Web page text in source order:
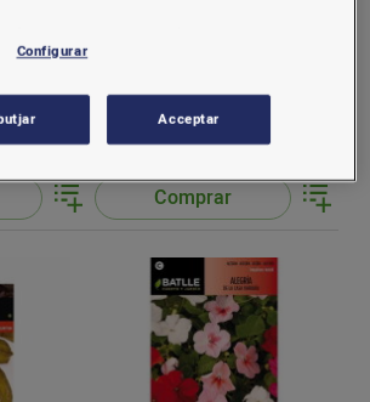
1,35 €/u.
Comprar
Configurar
Acceptar